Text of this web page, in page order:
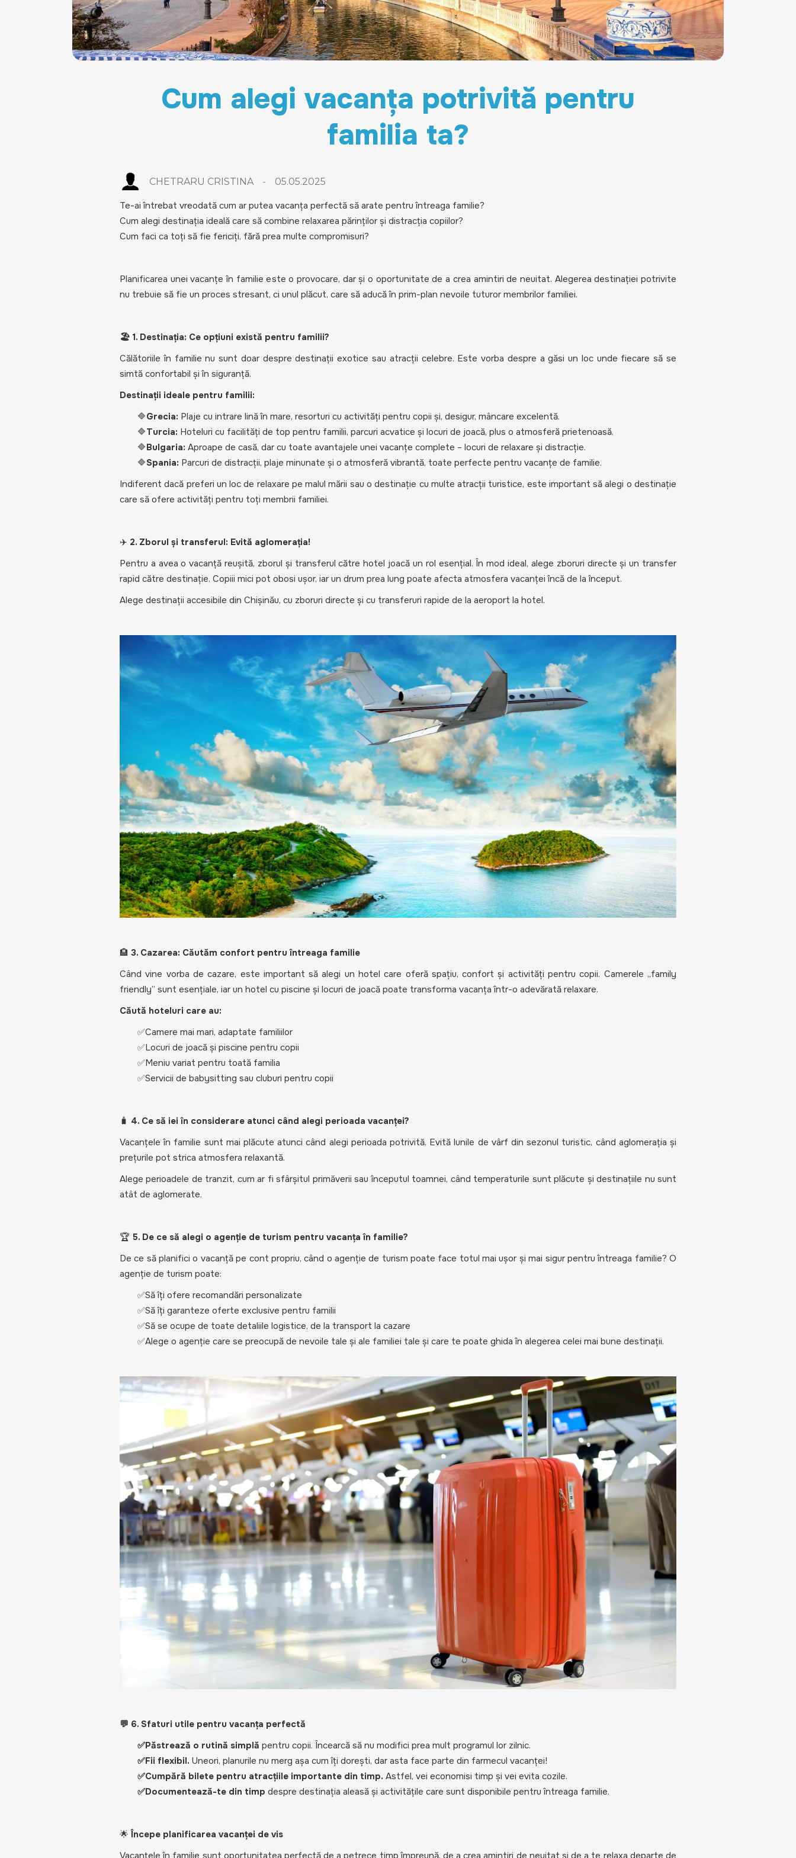
Cum alegi vacanța potrivită pentru
familia ta?
CHETRARU CRISTINA - 05.05.2025
Te-ai întrebat vreodată cum ar putea vacanța perfectă să arate pentru întreaga familie?
Cum alegi destinația ideală care să combine relaxarea părinților și distracția copiilor?
Cum faci ca toți să fie fericiți, fără prea multe compromisuri?
Planificarea unei vacanțe în familie este o provocare, dar și o oportunitate de a crea amintiri de neuitat. Alegerea destinației potrivite
nu trebuie să fie un proces stresant, ci unul plăcut, care să aducă în prim-plan nevoile tuturor membrilor familiei.
🏖️ 1. Destinația: Ce opțiuni există pentru familii?
Călătoriile în familie nu sunt doar despre destinații exotice sau atracții celebre. Este vorba despre a găsi un loc unde fiecare să se
simtă confortabil și în siguranță.
Destinații ideale pentru familii:
🔷Grecia: Plaje cu intrare lină în mare, resorturi cu activități pentru copii și, desigur, mâncare excelentă.
🔷Turcia: Hoteluri cu facilități de top pentru familii, parcuri acvatice și locuri de joacă, plus o atmosferă prietenoasă.
🔷Bulgaria: Aproape de casă, dar cu toate avantajele unei vacanțe complete – locuri de relaxare și distracție.
🔷Spania: Parcuri de distracții, plaje minunate și o atmosferă vibrantă, toate perfecte pentru vacanțe de familie.
Indiferent dacă preferi un loc de relaxare pe malul mării sau o destinație cu multe atracții turistice, este important să alegi o destinație
care să ofere activități pentru toți membrii familiei.
✈️ 2. Zborul și transferul: Evită aglomerația!
Pentru a avea o vacanță reușită, zborul și transferul către hotel joacă un rol esențial. În mod ideal, alege zboruri directe și un transfer
rapid către destinație. Copiii mici pot obosi ușor, iar un drum prea lung poate afecta atmosfera vacanței încă de la început.
Alege destinații accesibile din Chișinău, cu zboruri directe și cu transferuri rapide de la aeroport la hotel.
🏨 3. Cazarea: Căutăm confort pentru întreaga familie
Când vine vorba de cazare, este important să alegi un hotel care oferă spațiu, confort și activități pentru copii. Camerele „family
friendly” sunt esențiale, iar un hotel cu piscine și locuri de joacă poate transforma vacanța într-o adevărată relaxare.
Căută hoteluri care au:
✅Camere mai mari, adaptate familiilor
✅Locuri de joacă și piscine pentru copii
✅Meniu variat pentru toată familia
✅Servicii de babysitting sau cluburi pentru copii
🧳 4. Ce să iei în considerare atunci când alegi perioada vacanței?
Vacanțele în familie sunt mai plăcute atunci când alegi perioada potrivită. Evită lunile de vârf din sezonul turistic, când aglomerația și
prețurile pot strica atmosfera relaxantă.
Alege perioadele de tranzit, cum ar fi sfârșitul primăverii sau începutul toamnei, când temperaturile sunt plăcute și destinațiile nu sunt
atât de aglomerate.
🏆 5. De ce să alegi o agenție de turism pentru vacanța în familie?
De ce să planifici o vacanță pe cont propriu, când o agenție de turism poate face totul mai ușor și mai sigur pentru întreaga familie? O
agenție de turism poate:
✅Să îți ofere recomandări personalizate
✅Să îți garanteze oferte exclusive pentru familii
✅Să se ocupe de toate detaliile logistice, de la transport la cazare
✅Alege o agenție care se preocupă de nevoile tale și ale familiei tale și care te poate ghida în alegerea celei mai bune destinații.
💬 6. Sfaturi utile pentru vacanța perfectă
✅Păstrează o rutină simplă pentru copii. Încearcă să nu modifici prea mult programul lor zilnic.
✅Fii flexibil. Uneori, planurile nu merg așa cum îți dorești, dar asta face parte din farmecul vacanței!
✅Cumpără bilete pentru atracțiile importante din timp. Astfel, vei economisi timp și vei evita cozile.
✅Documentează-te din timp despre destinația aleasă și activitățile care sunt disponibile pentru întreaga familie.
🌟 Începe planificarea vacanței de vis